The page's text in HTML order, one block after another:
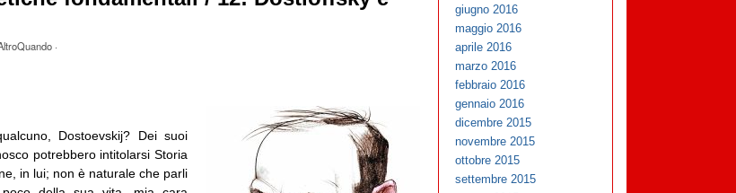
·
Dostoevskij? Dei suoi
potrebbero intitolarsi Storia
in lui; non è naturale che parli
giugno 2016
maggio 2016
aprile 2016
marzo 2016
febbraio 2016
gennaio 2016
dicembre 2015
novembre 2015
ottobre 2015
settembre 2015